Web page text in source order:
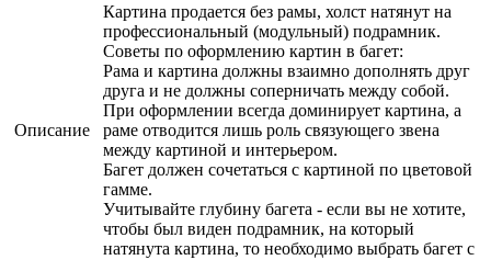
Описание
Картина продается без рамы, холст натянут на
профессиональный (модульный) подрамник.
Советы по оформлению картин в багет:
Рама и картина должны взаимно дополнять друг
друга и не должны соперничать между собой.
При оформлении всегда доминирует картина, а
раме отводится лишь роль связующего звена
между картиной и интерьером.
Багет должен сочетаться с картиной по цветовой
гамме.
Учитывайте глубину багета - если вы не хотите,
чтобы был виден подрамник, на который
натянута картина, то необходимо выбрать багет с